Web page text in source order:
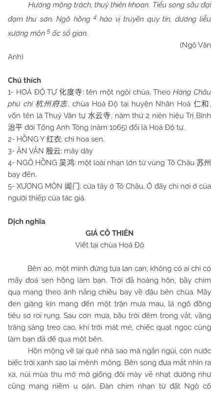
Hương mộng trách, thuỷ thiên khoan. Tiểu song sầu đại
đạm thu sơn. Ngô hồng4 hảo vị truyền quy tín, dương liễu
xương môn5 ốc sổ gian.
(Ngô Văn
Anh)
Chú thích
1- HOÁ ĐỘ TỰ化度寺: tên một ngôi chùa. TheoHàng Châu
phủ chí 杭州府志, chùa Hoá Độ tại huyện Nhân Hoà 仁和 ,
vốn tên là Thuỷ Vân tự 水云寺, năm thứ 2 niên hiệu Trị Bình
治平 đời Tống Anh Tông (năm 1065) đổi là Hoá Độ tự.
2- HỒNG Y红衣: chỉ hoa sen.
3- ÂN VÂN 殷云: mây dày
4- NGÔ HỒNG吴鸿: một loài nhạn lớn từ vùng Tô Châu 苏州
bay đến.
5- XƯƠNG MÔN 阊门 : cửa tây ở Tô Châu. Ở đây chỉ nơi ở của
người thiếp của tác giả.
Dịch nghĩa
GIÁ CÔ THIÊN
Viết tại chùa Hoá Độ
Bên ao, một mình đứng tựa lan can, không có ai chỉ có
mấy đoá sen hồng làm bạn. Trời đã hoàng hôn, bầy chim
quạ mang theo ánh nắng chiều bay về đậu bên chùa. Mây
đen giăng kín mang đến một trận mưa mau, lá ngô đồng
tiêu sơ rơi rụng. Sau cơn mưa, bầu trời đêm trong vắt, vầng
trăng sáng treo cao, khí trời mát mẻ, chiếc quạt ngọc cùng
làm bạn đã để qua một bên.
Hồn mộng về lại quê nhà sao mà ngắn ngủi, còn nước
biếc trời xanh sao lại mênh mông. Bên song đưa mắt nhìn ra
xa, núi mùa thu mờ mờ giống đôi mày vẽ nhạt dường như
cũng mang niềm u oán. Đàn chim nhạn từ đất Ngô cố